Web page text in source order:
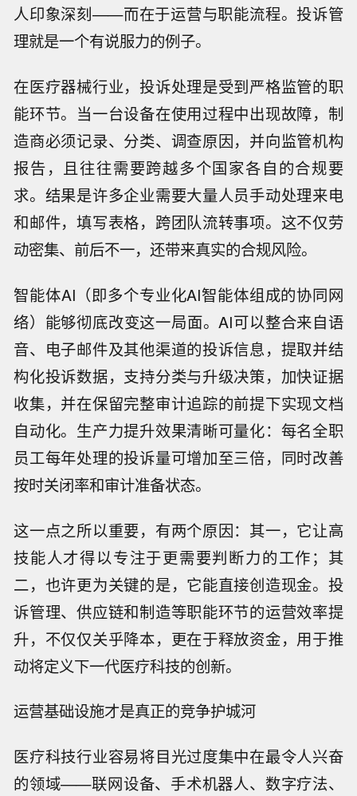
人印象深刻——而在于运营与职能流程。投诉管
理就是一个有说服力的例子。
在医疗器械行业，投诉处理是受到严格监管的职
能环节。当一台设备在使用过程中出现故障，制
造商必须记录、分类、调查原因，并向监管机构
报告，且往往需要跨越多个国家各自的合规要
求。结果是许多企业需要大量人员手动处理来电
和邮件，填写表格，跨团队流转事项。这不仅劳
动密集、前后不一，还带来真实的合规风险。
智能体AI（即多个专业化AI智能体组成的协同网
络）能够彻底改变这一局面。AI可以整合来自语
音、电子邮件及其他渠道的投诉信息，提取并结
构化投诉数据，支持分类与升级决策，加快证据
收集，并在保留完整审计追踪的前提下实现文档
自动化。生产力提升效果清晰可量化：每名全职
员工每年处理的投诉量可增加至三倍，同时改善
按时关闭率和审计准备状态。
这一点之所以重要，有两个原因：其一，它让高
技能人才得以专注于更需要判断力的工作；其
二，也许更为关键的是，它能直接创造现金。投
诉管理、供应链和制造等职能环节的运营效率提
升，不仅仅关乎降本，更在于释放资金，用于推
动将定义下一代医疗科技的创新。
运营基础设施才是真正的竞争护城河
医疗科技行业容易将目光过度集中在最令人兴奋
的领域——联网设备、手术机器人、数字疗法、